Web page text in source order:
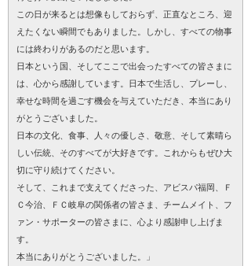
この日が来るとは想像もしておらず、正直なところ、迎
えたくない瞬間でもありました。しかし、すべての物事
には終わりがあるのだと思います。
日本という国、そしてここで出会ったすべての皆さまに
は、心から感謝しています。日本で生活し、プレーし、
幸せな時間を過ごす機会を与えていただき、本当にあり
がとうございました。
日本の文化、食事、人々の優しさ、敬意、そして素晴ら
しい伝統、そのすべてが大好きです。これからもぜひ大
切に守り続けてください。
そして、これまで支えてくださった、アビスパ福岡、Ｆ
Ｃ今治、ＦＣ岐阜の関係者の皆さま、チームメイト、フ
ァン・サポーターの皆さまに、心より感謝申し上げま
す。
本当にありがとうございました。」